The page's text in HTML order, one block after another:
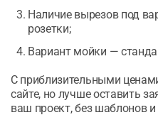
Наличие вырезов под
розетки;
Вариант мойки —
С приблизительными
сайте, но лучше оставить
ваш проект, без шаблонов